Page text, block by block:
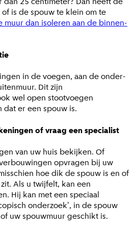
is de spouw te klein om te
muur dan isoleren aan de binnen-
in de voegen, aan de onder-
Dit zijn
wel open stootvoegen
dat er een spouw is.
of vraag een specialist
van uw huis bekijken. Of
opvragen bij uw
hoe dik de spouw is en of
Als u twijfelt, kan een
Hij kan met een speciaal
onderzoek', in de spouw
uw spouwmuur geschikt is.